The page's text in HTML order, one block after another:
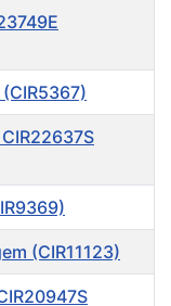
(CIR11123)